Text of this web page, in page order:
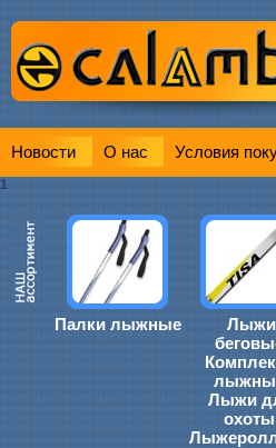
Новости О нас Условия
1
Палки лыжные
Лыжи
Лыжи